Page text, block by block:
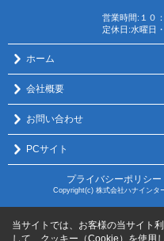
営業時間:１０
定休日:水曜日
ホーム
会社概要
お問い合わせ
PCサイト
プライバシーポリシー
Copyright(c) 株式会社ハナインタ
当サイトでは、お客様の当サイト
して、クッキー（Cookie）を使用